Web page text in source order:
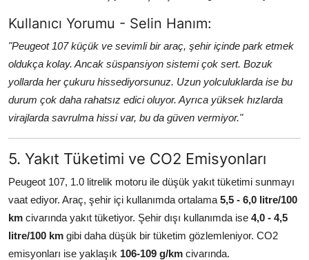
Kullanıcı Yorumu - Selin Hanım:
"Peugeot 107 küçük ve sevimli bir araç, şehir içinde park etmek
oldukça kolay. Ancak süspansiyon sistemi çok sert. Bozuk
yollarda her çukuru hissediyorsunuz. Uzun yolculuklarda ise bu
durum çok daha rahatsız edici oluyor. Ayrıca yüksek hızlarda
virajlarda savrulma hissi var, bu da güven vermiyor."
5. Yakıt Tüketimi ve CO2 Emisyonları
Peugeot 107, 1.0 litrelik motoru ile düşük yakıt tüketimi sunmayı
vaat ediyor. Araç, şehir içi kullanımda ortalama 5,5 - 6,0 litre/100
km civarında yakıt tüketiyor. Şehir dışı kullanımda ise 4,0 - 4,5
litre/100 km gibi daha düşük bir tüketim gözlemleniyor. CO2
emisyonları ise yaklaşık 106-109 g/km civarında.